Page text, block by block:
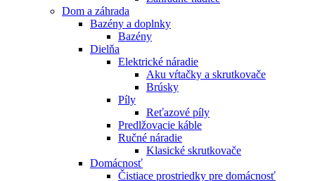
Dom a záhrada
Bazény a doplnky
Bazény
Dielňa
Elektrické náradie
Aku vŕtačky a skrutkovače
Brúsky
Píly
Reťazové píly
Predlžovacie káble
Ručné náradie
Klasické skrutkovače
Domácnosť
Čistiace prostriedky pre domácnosť